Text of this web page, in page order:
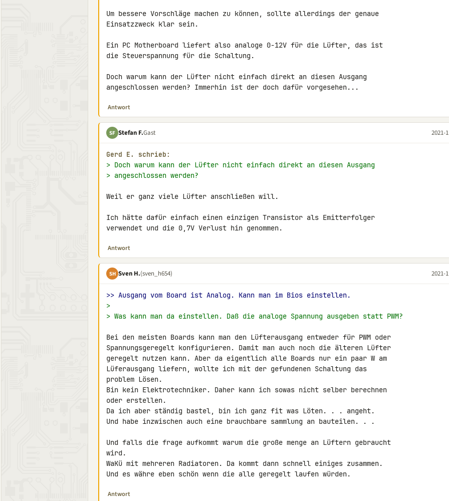
Um bessere Vorschläge machen zu können, sollte allerdings der genaue
Einsatzzweck klar sein.
Ein PC Motherboard liefert also analoge 0-12V für die Lüfter, das ist
die Steuerspannung für die Schaltung.
Doch warum kann der Lüfter nicht einfach direkt an diesen Ausgang
angeschlossen werden? Immerhin ist der doch dafür vorgesehen...
Antwort
SF Stefan F.Gast 2021-
Gerd E. schrieb:
> Doch warum kann der Lüfter nicht einfach direkt an diesen Ausgang
> angeschlossen werden?
Weil er ganz viele Lüfter anschließen will.
Ich hätte dafür einfach einen einzigen Transistor als Emitterfolger
verwendet und die 0,7V Verlust hin genommen.
Antwort
SH Sven H.(sven_h654) 2021-
>> Ausgang vom Board ist Analog. Kann man im Bios einstellen.
>
> Was kann man da einstellen. Daß die analoge Spannung ausgeben statt PWM?
Bei den meisten Boards kann man den Lüfterausgang entweder für PWM oder
Spannungsgeregelt konfigurieren. Damit man auch noch die älteren Lüfter
geregelt nutzen kann. Aber da eigentlich alle Boards nur ein paar W am
Lüferausgang liefern, wollte ich mit der gefundenen Schaltung das
problem Lösen.
Bin kein Elektrotechniker. Daher kann ich sowas nicht selber berechnen
oder erstellen.
Da ich aber ständig bastel, bin ich ganz fit was Löten. . . angeht.
Und habe inzwischen auch eine brauchbare sammlung an bauteilen. . .
Und falls die frage aufkommt warum die große menge an Lüftern gebraucht
wird.
WaKü mit mehreren Radiatoren. Da kommt dann schnell einiges zusammen.
Und es währe eben schön wenn die alle geregelt laufen würden.
Antwort